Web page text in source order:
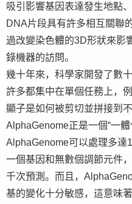
吸引影響基因表達發生地點
DNA片段具有許多相互關聯
過改變染色體的3D形狀來影
錄機器的訪問。
幾十年來，科學家開發了數
許多都集中在單個任務上，
顯子是如何被剪切並拼接到
AlphaGenome正是一個“一體
AlphaGenome可以處理多達
一個基因和無數個調節元件
千次預測。而且，
基的變化十分敏感，這意味